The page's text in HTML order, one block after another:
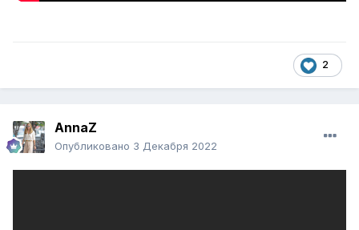
2
AnnaZ
Опубликовано 3 Декабря 2022